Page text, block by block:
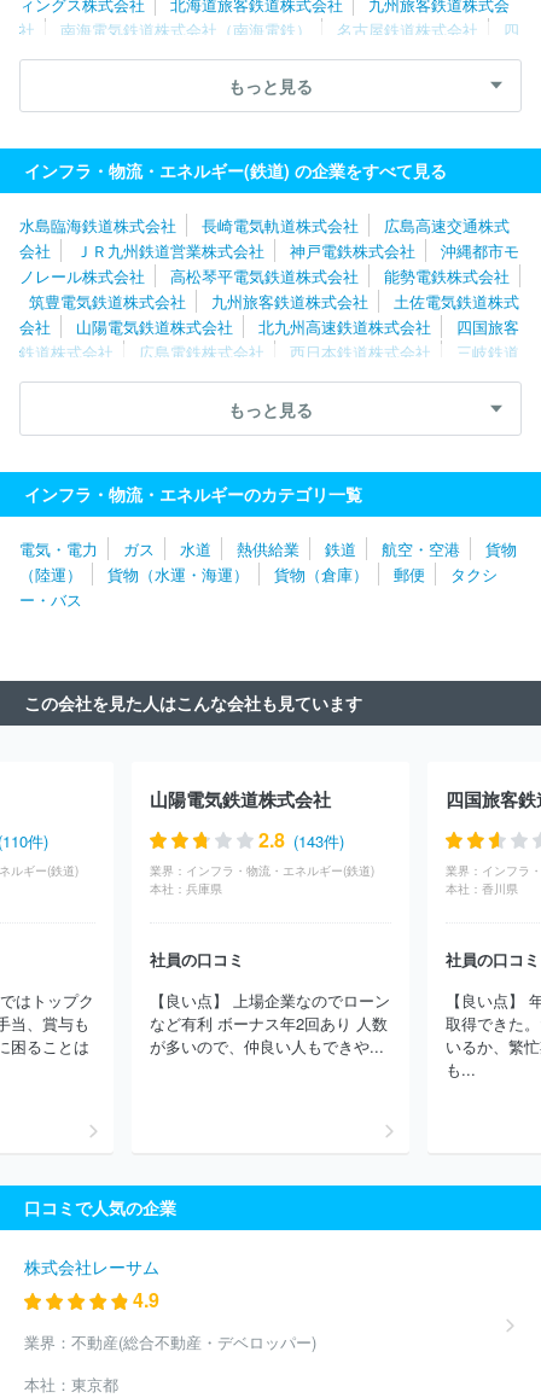
社
南海電気鉄道株式会社（南海電鉄） 名古屋鉄道株式会社
四
国旅客鉄道株式会社
京浜急行電鉄株式会社
遠州鉄道株式会社
大阪モノレールサービス株式会社
豊橋鉄道株式会社
神戸電鉄株
式会社
鉄株式会社
青い森鉄道株式会社 長崎電気軌道株式会社
大井川
鐵道株式会社
信州綜合開発観光株式会社 東武鉄道株式会社
もっと見る
インフラ・物流・エネルギー(鉄道) の企業をすべて見る
水島臨海鉄道株式会社 長崎電気軌道株式会社
広島高速交通株式
会社
ＪＲ九州鉄道営業株式会社 神戸電鉄株式会社
沖縄都市モ
ノレール株式会社
高松琴平電気鉄道株式会社
能勢電鉄株式会社
筑豊電気鉄道株式会社
九州旅客鉄道株式会社
土佐電気鉄道株式
会社
山陽電気鉄道株式会社 北九州高速鉄道株式会社
四国旅客
鉄道株式会社
広島電鉄株式会社 西日本鉄道株式会社
三岐鉄道
株式会社
アルピナＢＩ株式会社 株式会社五竜
大井川鐵道株式
株式会社ＪＲ東海交通事業 近江鉄道株式会社
愛知環状鉄
道株式会社
海旅客鉄道株式会社（JR東海）
株式会社京阪ステーションマネジメ
ント
京阪ホールディングス株式会社 阪神電気鉄道株式会社
名湖鉄道株式会社
長野電鉄株式会社
西日本旅客鉄道株式会社
（JR西日本）
京福電気鉄道株式会社
阪急阪神ホールディングス
株式会社
埼玉高速鉄道株式会社
秩父鉄道株式会社
株式会社りんゆう観
光
北海道旅客鉄道株式会社 西武鉄道株式会社
株式会社
東武ステーションサービス株式会社
東葉高速鉄道株式
会社舞浜リゾートライン
小田急電鉄株式会社
千葉都市モノレー
ル株式会社
京浜急行電鉄株式会社 新京成電鉄株式会社
日本貨
東日本）
東京モノレール株式会社 株式会社ゆりかもめ
首都圏
黒部峡谷鉄道株式会社
昇仙峡ロープウェイ
鉄）
奥飛観光開発株式会社 株式会社小田急箱根
京成電鉄株式
会社
東武鉄道株式会社 名古屋臨海高速鉄道株式会社
あいの風
とやま鉄道株式会社
伊豆急ホールディングス株式会社
株式会社
ＩＲいしかわ鉄道株式会社 肥薩おれんじ鉄道株式会社
会社
アイジーアールいわて銀河鉄道株式会社
もっと見る
インフラ・物流・エネルギーのカテゴリ一覧
電気・電力 ガス 水道 熱供給業 鉄道 航空・空港
貨物
（陸運）
貨物（水運・海運） 貨物（倉庫） 郵便
タクシ
ー・バス
この会社を見た人はこんな会社も見ています
件)
ルギー(鉄道)
はトップク
当、賞与も
困ることは
山陽電気鉄道株式会社
2.8 (143件)
業界： インフラ・物流・エネルギー(鉄道)
本社： 兵庫県
社員の口コミ
【良い点】 上場企業なのでローン
など有利 ボーナス年2回あり 人数
が多いので、仲良い人もできや...
四国旅客
業界： インフラ
本社： 香川県
社員の口コミ
【良い点】
取得できた
いるか、繁
も...
口コミで人気の企業
株式会社レーサム
4.9
業界： 不動産(総合不動産・デベロッパー)
本社： 東京都